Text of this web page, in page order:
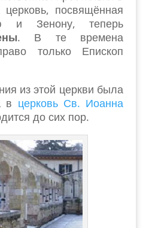
посвящённая
и Зенону, теперь
. В те времена
только Епископ
из этой церкви была
в церковь Св. Иоанна
до сих пор.